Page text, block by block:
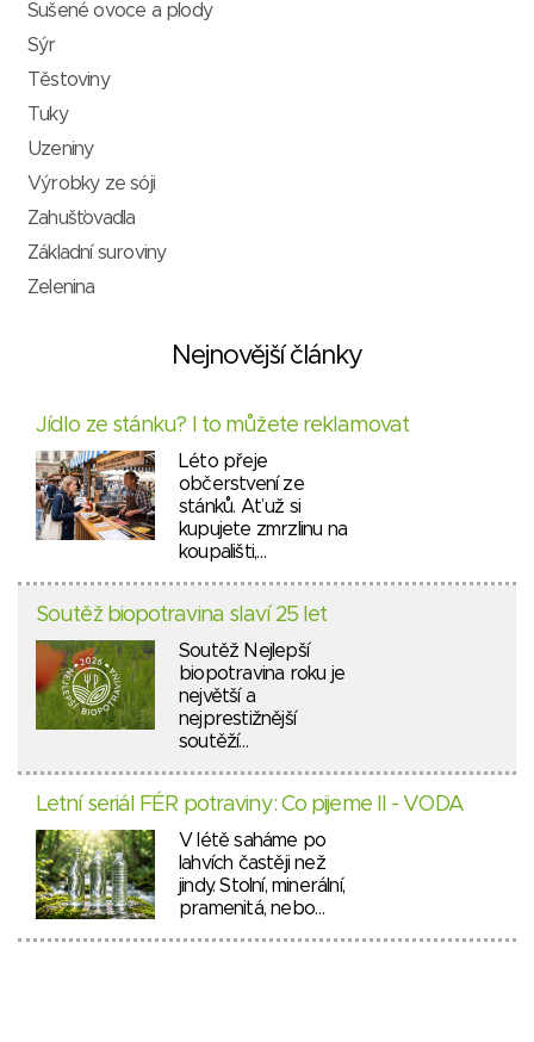
Sušené ovoce a plody
Sýr
Těstoviny
Tuky
Uzeniny
Výrobky ze sóji
Zahušťovadla
Základní suroviny
Zelenina
Nejnovější články
Jídlo ze stánku? I to můžete reklamovat
Léto přeje
občerstvení ze
stánků. Ať už si
kupujete zmrzlinu na
koupališti,…
Soutěž biopotravina slaví 25 let
Soutěž Nejlepší
biopotravina roku je
největší a
nejprestižnější
soutěží…
Letní seriál FÉR potraviny: Co pijeme II - VODA
V létě saháme po
lahvích častěji než
jindy. Stolní, minerální,
pramenitá, nebo…